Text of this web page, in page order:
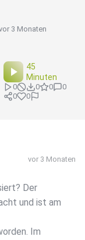
3 Monaten
45
Minuten
0 0 0
0
0
0
vor 3 Monaten
Der
und ist am
Im